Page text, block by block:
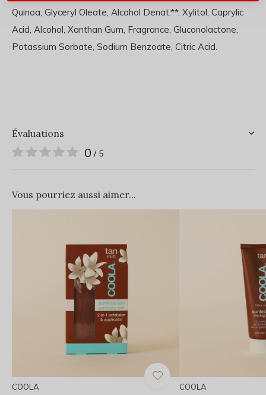
Quinoa, Glyceryl Oleate, Alcohol Denat.**, Xylitol, Caprylic
Acid, Alcohol, Xanthan Gum, Fragrance, Gluconolactone,
Potassium Sorbate, Sodium Benzoate, Citric Acid.
Évaluations
0 / 5
Vous pourriez aussi aimer...
COOLA COOLA